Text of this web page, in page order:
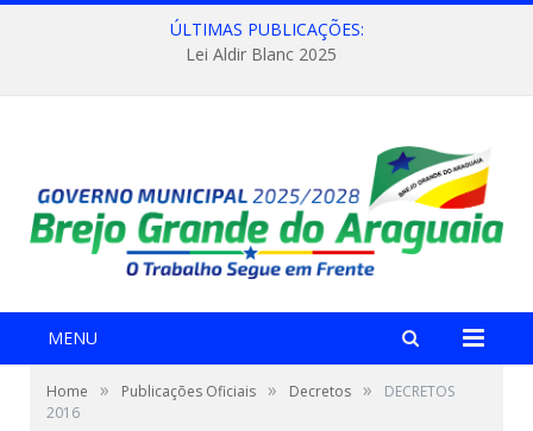
ÚLTIMAS PUBLICAÇÕES:
Lei Aldir Blanc 2025
MENU
Home » Publicações Oficiais » Decretos »
DECRETOS
2016